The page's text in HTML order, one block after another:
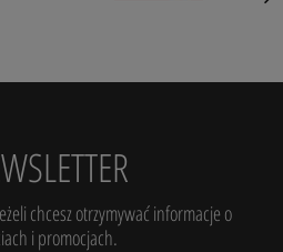
chcesz otrzymywać informacje o
i promocjach.